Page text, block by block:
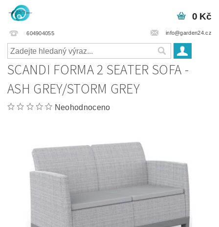
604904055 info@garden24.cz
0 Kč
SCANDI FORMA 2 SEATER SOFA -
ASH GREY/STORM GREY
Neohodnoceno